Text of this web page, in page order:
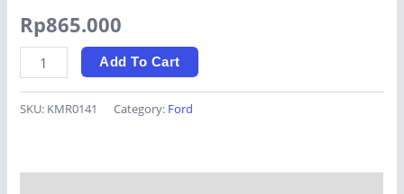
Rp865.000
Jual
Kaca
Pintu
Add To Cart
SKU: KMR0141 Category: Ford